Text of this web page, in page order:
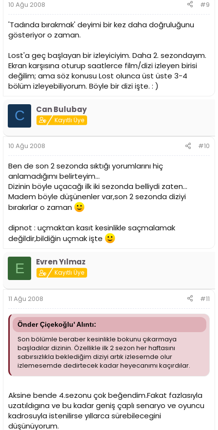
10 Ağu 2008 #9
'Tadında bırakmak' deyimi bir kez daha doğruluğunu
gösteriyor o zaman.
Lost'a geç başlayan bir izleyiciyim. Daha 2. sezondayım.
Ekran karşısına oturup saatlerce film/dizi izleyen birisi
değilim; ama söz konusu Lost olunca üst üste 3-4
bölüm izleyebiliyorum. Böyle bir dizi işte. : )
C Can Bulubay
Kayıtlı Üye
10 Ağu 2008 #10
Ben de son 2 sezonda sıktığı yorumlarını hiç
anlamadığımı belirteyim...
Dizinin böyle uçacağı ilk iki sezonda belliydi zaten...
Madem böyle düşünenler var,son 2 sezonda diziyi
bırakırlar o zaman
dipnot : uçmaktan kasıt kesinlikle saçmalamak
değildir,bildiğin uçmak işte
E Evren Yılmaz
Kayıtlı Üye
11 Ağu 2008 #11
Önder Çiçekoğlu' Alıntı:
Son bölümle beraber kesinlikle bokunu çıkarmaya
başladılar dizinin. Özellikle ilk 2 sezon her haftasını
sabırsızlıkla beklediğim diziyi artık izlesemde olur
izlemesemde dedirtecek kadar heyecanımı kaçırdılar.
Aksine bende 4.sezonu çok beğendim.Fakat fazlasıyla
uzatıldıgına ve bu kadar geniş çaplı senaryo ve oyuncu
kadrosuyla istenilirse yıllarca sürebilecegini
düşünüyorum.